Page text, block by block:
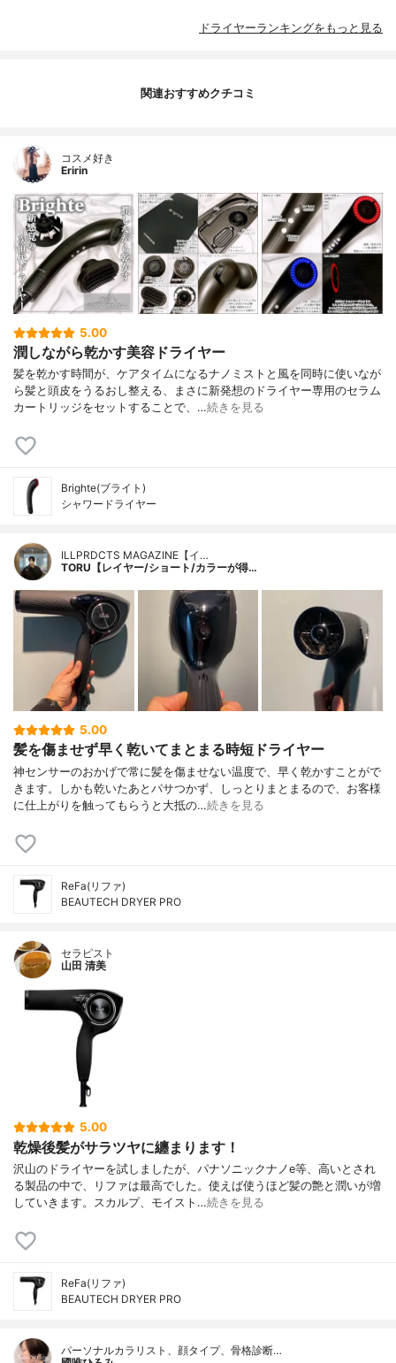
ドライヤーランキングをもっと見る
関連おすすめクチコミ
コスメ好き
Eririn
5.00
潤しながら乾かす美容ドライヤー
髪を乾かす時間が、ケアタイムになるナノミストと風を同時に使いなが
ら髪と頭皮をうるおし整える、まさに新発想のドライヤー専用のセラム
カートリッジをセットすることで、…続きを見る
Brighte(ブライト)
シャワードライヤー
ILLPRDCTS MAGAZINE【イ…
TORU【レイヤー/ショート/カラーが得…
5.00
髪を傷ませず早く乾いてまとまる時短ドライヤー
神センサーのおかげで常に髪を傷ませない温度で、早く乾かすことがで
きます。しかも乾いたあとパサつかず、しっとりまとまるので、お客様
に仕上がりを触ってもらうと大抵の…続きを見る
ReFa(リファ)
BEAUTECH DRYER PRO
セラピスト
山田 清美
5.00
乾燥後髪がサラツヤに纏まります！
沢山のドライヤーを試しましたが、パナソニックナノe等、高いとされ
る製品の中で、リファは最高でした。使えば使うほど髪の艶と潤いが増
していきます。スカルプ、モイスト…続きを見る
ReFa(リファ)
BEAUTECH DRYER PRO
パーソナルカラリスト、顔タイプ、骨格診断…